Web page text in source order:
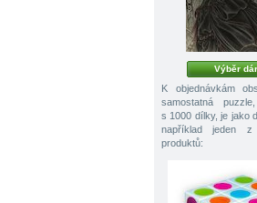
Výběr
K objednávkám
samostatná
s 1000 dílky, je jako
například jeden z
produktů: